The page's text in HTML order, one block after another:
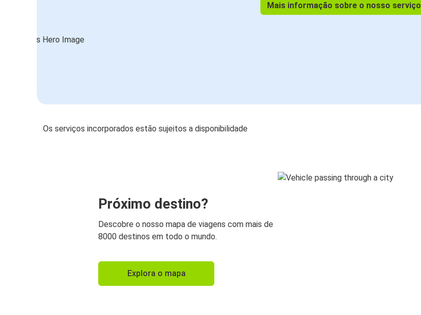
Mais informação sobre o nosso serviço
Os serviços incorporados estão sujeitos a disponibilidade
Próximo destino?
Descobre o nosso mapa de viagens com mais de
8000 destinos em todo o mundo.
Explora o mapa